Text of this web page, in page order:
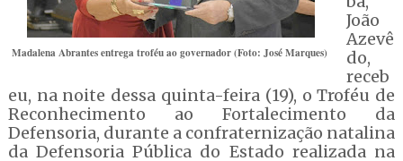
Madalena Abrantes entrega troféu ao governador (Foto: José Marques)
João
Azevê
do,
receb
eu, na noite dessa quinta-feira (19), o Troféu de
Reconhecimento ao Fortalecimento da
Defensoria, durante a confraternização natalina
da Defensoria Pública do Estado realizada na